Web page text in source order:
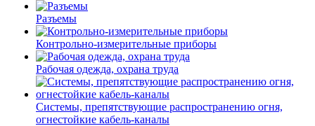
Разъемы
Контрольно-измерительные приборы
Рабочая одежда, охрана труда
Системы, препятствующие распространению огня,
огнестойкие кабель-каналы